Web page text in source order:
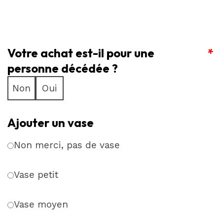
Rouges
et
*
Votre achat est-il pour une
personne décédée ?
Non Oui
Ajouter un vase
Non merci, pas de vase
Vase petit
Vase moyen